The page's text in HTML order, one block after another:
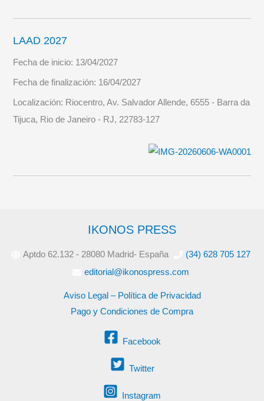
LAAD 2027
Fecha de inicio: 13/04/2027
Fecha de finalización: 16/04/2027
Localización: Riocentro, Av. Salvador Allende, 6555 - Barra da
Tijuca, Rio de Janeiro - RJ, 22783-127
IKONOS PRESS
Aptdo 62.132 - 28080 Madrid- España
(34) 628 705 127
editorial@ikonospress.com
Aviso Legal – Política de Privacidad
Pago y Condiciones de Compra
Facebook
Twitter
Instagram